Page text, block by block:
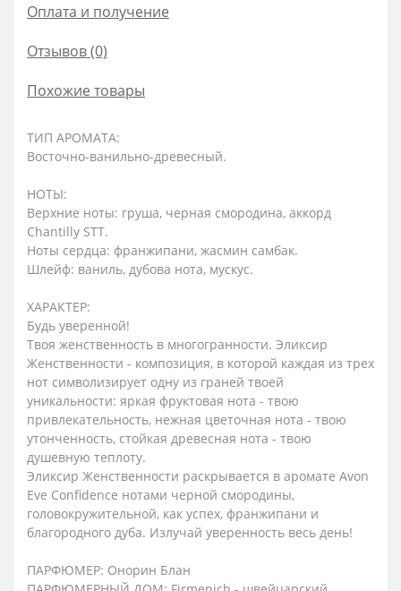
Оплата и получение
Отзывов (0)
Похожие товары
ТИП АРОМАТА:
Восточно-ванильно-древесный.
НОТЫ:
Верхние ноты: груша, черная смородина, аккорд
Chantilly STT.
Ноты сердца: франжипани, жасмин самбак.
Шлейф: ваниль, дубова нота, мускус.
ХАРАКТЕР:
Будь уверенной!
Твоя женственность в многогранности. Эликсир
Женственности - композиция, в которой каждая из трех
нот символизирует одну из граней твоей
уникальности: яркая фруктовая нота - твою
привлекательность, нежная цветочная нота - твою
утонченность, стойкая древесная нота - твою
душевную теплоту.
Эликсир Женственности раскрывается в аромате Avon
Eve Confidence нотами черной смородины,
головокружительной, как успех, франжипани и
благородного дуба. Излучай уверенность весь день!
ПАРФЮМЕР: Онорин Блан